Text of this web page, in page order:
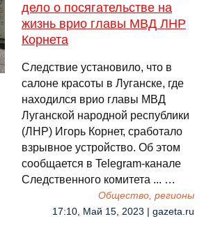
дело о посягательстве на
жизнь врио главы МВД ЛНР
Корнета
Следствие установило, что в
салоне красоты в Луганске, где
находился врио главы МВД
Луганской народной республики
(ЛНР) Игорь Корнет, сработало
взрывное устройство. Об этом
сообщается в Telegram-канале
Следственного комитета ... …
Общество, регионы
17:10, Май 15, 2023 | gazeta.ru